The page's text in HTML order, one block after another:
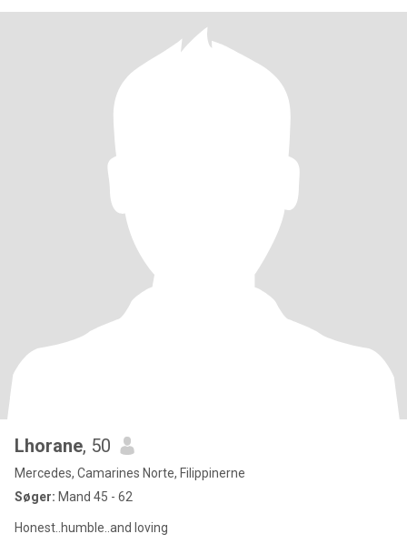
Lhorane, 50
Mercedes, Camarines Norte, Filippinerne
Søger: Mand 45 - 62
Honest..humble..and loving